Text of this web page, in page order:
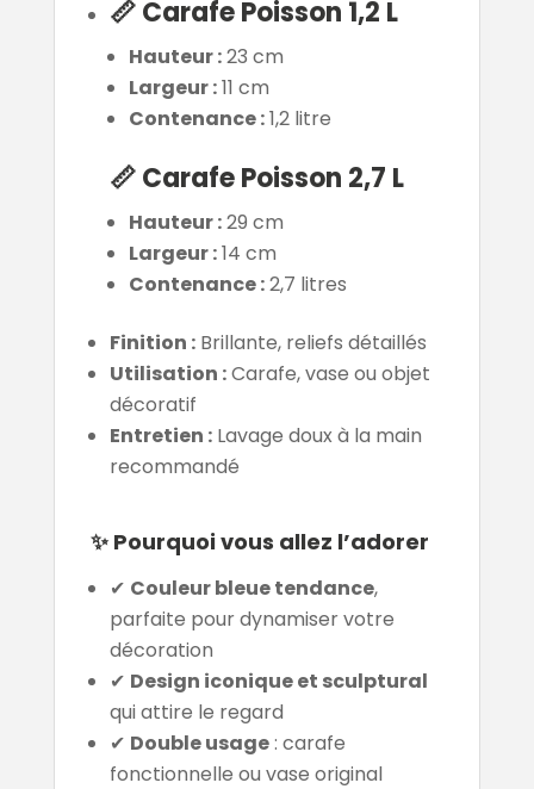
📏Carafe Poisson 1,2 L
Hauteur :23 cm
Largeur :11 cm
Contenance :1,2 litre
📏Carafe Poisson 2,7 L
Hauteur :29 cm
Largeur :14 cm
Contenance :2,7 litres
Finition :Brillante, reliefs détaillés
Utilisation :Carafe, vase ou objet
décoratif
Entretien :Lavage doux à la main
recommandé
✨ Pourquoi vous allez l’adorer
✔ Couleur bleue tendance,
parfaite pour dynamiser votre
décoration
✔ Design iconique et sculptural
qui attire le regard
✔ Double usage: carafe
fonctionnelle ou vase original